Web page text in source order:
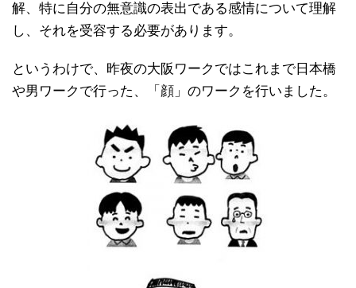
解、特に自分の無意識の表出である感情について理解
し、それを受容する必要があります。
というわけで、昨夜の大阪ワークではこれまで日本橋
や男ワークで行った、「顔」のワークを行いました。